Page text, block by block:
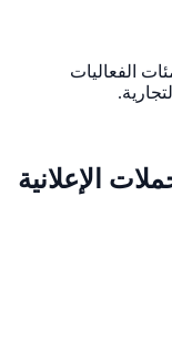
الفعاليات
الإعلانية